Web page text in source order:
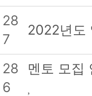
28
7
2022년도
28
6
멘토 모집